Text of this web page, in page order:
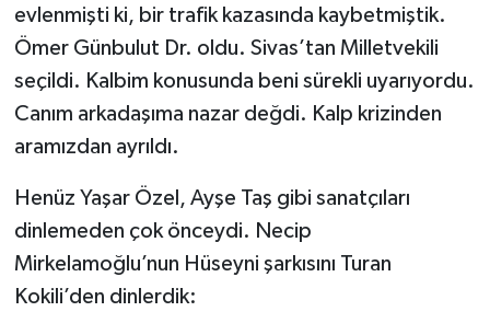
evlenmişti ki, bir trafik kazasında kaybetmiştik.
Ömer Günbulut Dr. oldu. Sivas’tan Milletvekili
seçildi. Kalbim konusunda beni sürekli uyarıyordu.
Canım arkadaşıma nazar değdi. Kalp krizinden
aramızdan ayrıldı.
Henüz Yaşar Özel, Ayşe Taş gibi sanatçıları
dinlemeden çok önceydi. Necip
Mirkelamoğlu’nun Hüseyni şarkısını Turan
Kokili’den dinlerdik: